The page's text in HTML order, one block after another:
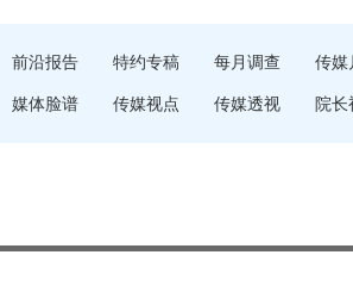
前沿报告 特约专稿 每月调查 传媒
媒体脸谱 传媒视点 传媒透视 院长